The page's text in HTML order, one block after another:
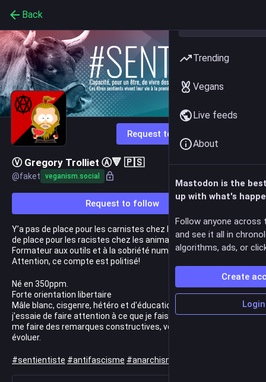
Back
Request to follow
Ⓥ Gregory Trolliet Ⓐ🔻 🇵🇸
@faket veganism.social
Request to follow
Y’a pas de place pour les carnistes chez les antifascistes, pas
de place pour les racistes chez les animalistes ! L1312
Formateur aux outils et à la sobriété numérique
Attention, ce compte est politisé!
Né en 350ppm.
Forte orientation libertaire
Mâle blanc, cisgenre, hétéro et d'éducation bourgeoise, mais
j'essaie de faire attention à ce que je fais et dis. N'hésitez pas à
me faire des remarques constructives, vous m'aiderez ainsi à
évoluer.
#sentientiste #antifascisme #anarchisme
Trending
Vegans
Live feeds
About
Mastodon is the
up with what's
Follow anyone across
and see it all in
algorithms, ads, or
Create
Login